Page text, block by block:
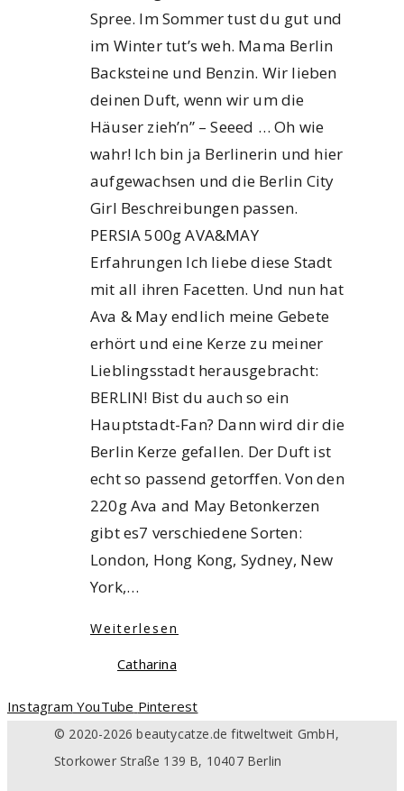
Spree. Im Sommer tust du gut und
im Winter tut’s weh. Mama Berlin
Backsteine und Benzin. Wir lieben
deinen Duft, wenn wir um die
Häuser zieh’n” – Seeed … Oh wie
wahr! Ich bin ja Berlinerin und hier
aufgewachsen und die Berlin City
Girl Beschreibungen passen.
PERSIA 500g AVA&MAY
Erfahrungen Ich liebe diese Stadt
mit all ihren Facetten. Und nun hat
Ava & May endlich meine Gebete
erhört und eine Kerze zu meiner
Lieblingsstadt herausgebracht:
BERLIN! Bist du auch so ein
Hauptstadt-Fan? Dann wird dir die
Berlin Kerze gefallen. Der Duft ist
echt so passend getorffen. Von den
220g Ava and May Betonkerzen
gibt es7 verschiedene Sorten:
London, Hong Kong, Sydney, New
York,…
Weiterlesen
Catharina
Instagram YouTube Pinterest
© 2020-2026 beautycatze.de fitweltweit GmbH,
Storkower Straße 139 B, 10407 Berlin